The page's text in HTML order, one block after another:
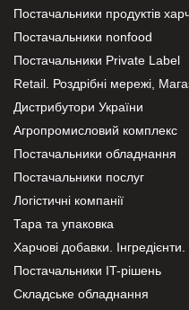
Постачальники продуктів
Постачальники nonfood
Постачальники Private Label
Retail. Роздрібні мережі,
Дистрибутори України
Агропромисловий комплекс
Постачальники обладнання
Постачальники послуг
Логістичні компанії
Тара та упаковка
Харчові добавки. Інгредієнти.
Постачальники IT-рішень
Складське обладнання